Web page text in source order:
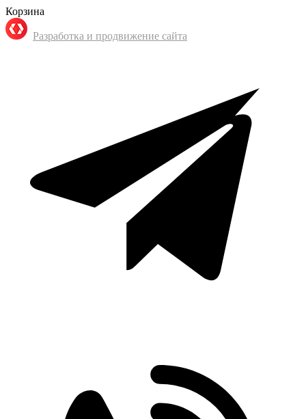
Корзина
Разработка и продвижение сайта